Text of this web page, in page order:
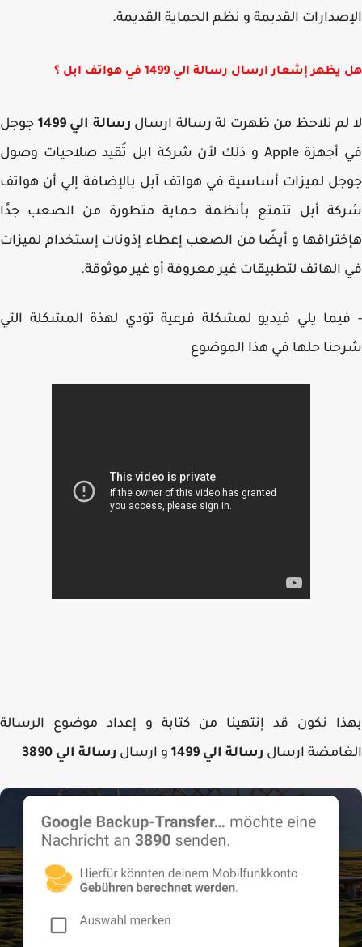
القديمة و نظم الحماية القديمة.
إشعار ارسال رسالة الي 1499 في هواتف ابل ؟
لم نلاحظ من ظهرت لة رسالة ارسالرسالة الي 1499
جوجل
في أجهزة Apple و ذلك لأن شركة ابل تُقيد صلاحيات وصول
لميزات أساسية في هواتف آبل بالإضافة إلي أن هواتف
أبل تتمتع بأنظمة حماية متطورة من الصعب جدًا
و أيضًا من الصعب إعطاء إذونات إستخدام لميزات
الهاتف لتطبيقات غير معروفة أو غير موثوقة.
يلي فيديو لمشكلة فرعية تؤدي لهذة المشكلة التي
حلها في هذا الموضوع
نكون قد إنتهينا من كتابة و إعداد موضوع الرسالة
ارسالرسالة الي 1499 و ارسالرسالة الي 3890